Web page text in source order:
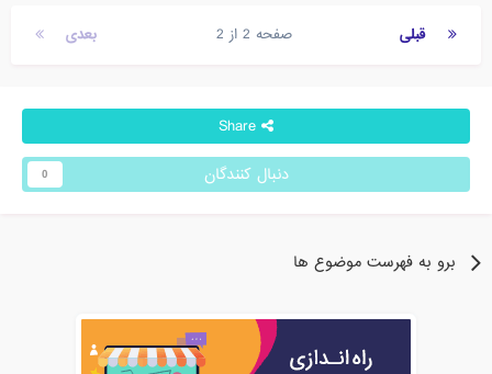
قبلی بعدی صفحه 2 از 2
Share
دنبال کنندگان
برو به فهرست موضوع ها